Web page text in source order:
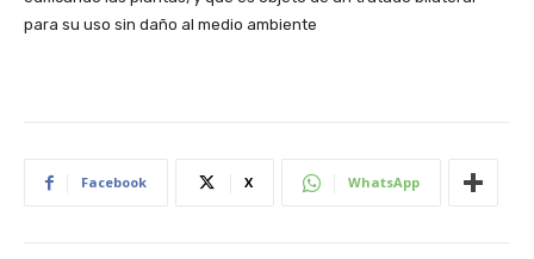
para su uso sin daño al medio ambiente
Facebook X WhatsApp